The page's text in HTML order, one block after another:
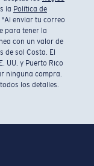
la Política de
*Al enviar tu correo
para tener la
con un valor de
de sol Costa. El
UU. y Puerto Rico
ninguna compra.
los detalles.